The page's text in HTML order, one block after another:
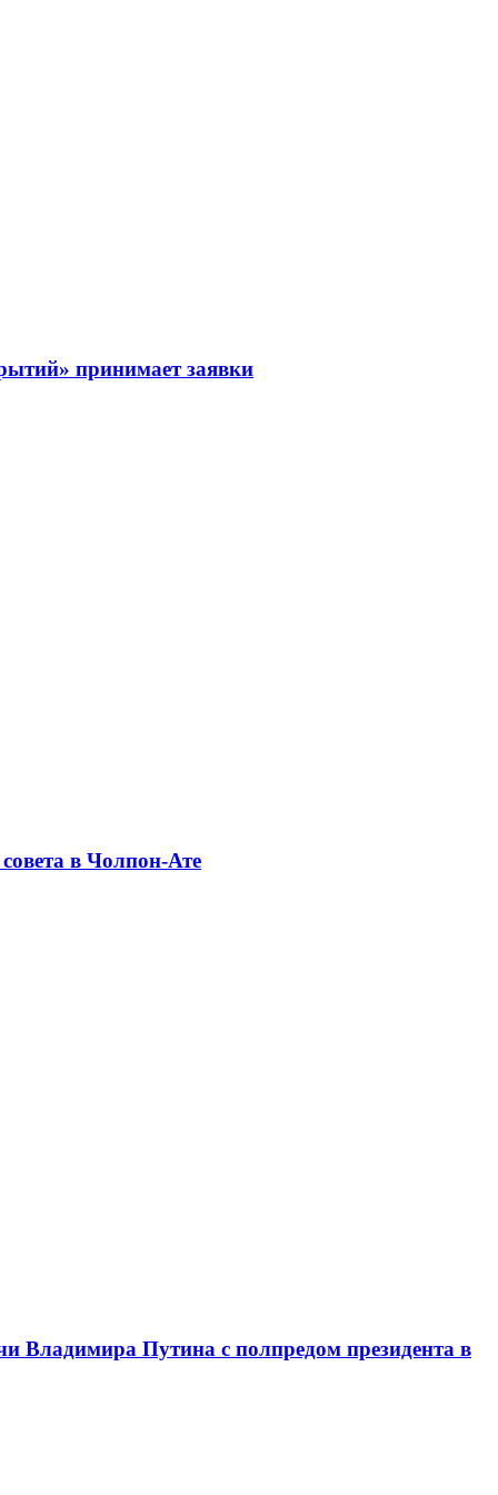
принимает заявки
в Чолпон-Ате
Владимира Путина с полпредом президента в